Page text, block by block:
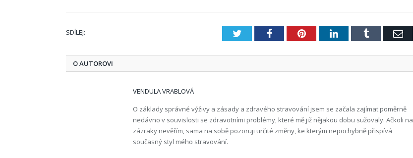
SDÍLEJ: TwitterFacebookPinterestLinkedInTumblr E-
O AUTOROVI
VENDULA VRABLOVÁ
O základy správné výživy a zásady a zdravého stravování jsem se začala zajímat poměrně
nedávno v souvislosti se zdravotními problémy, které mě již nějakou dobu sužovaly. Ačkoli na
zázraky nevěřím, sama na sobě pozoruji určité změny, ke kterým nepochybně přispívá
současný styl mého stravování.